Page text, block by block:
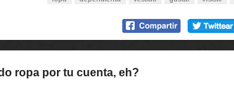
ropa por tu cuenta, eh?